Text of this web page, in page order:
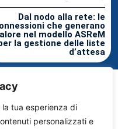
tua esperienza di
personalizzati e
Dal nodo alla rete: le
che generano
nel modello ASReM
la gestione delle liste
d’attesa